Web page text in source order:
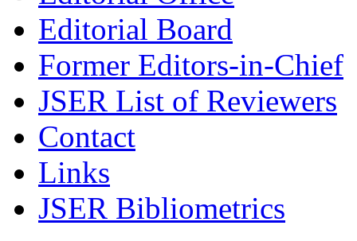
Editorial Board
Former Editors-in-Chief
JSER List of Reviewers
Contact
Links
JSER Bibliometrics